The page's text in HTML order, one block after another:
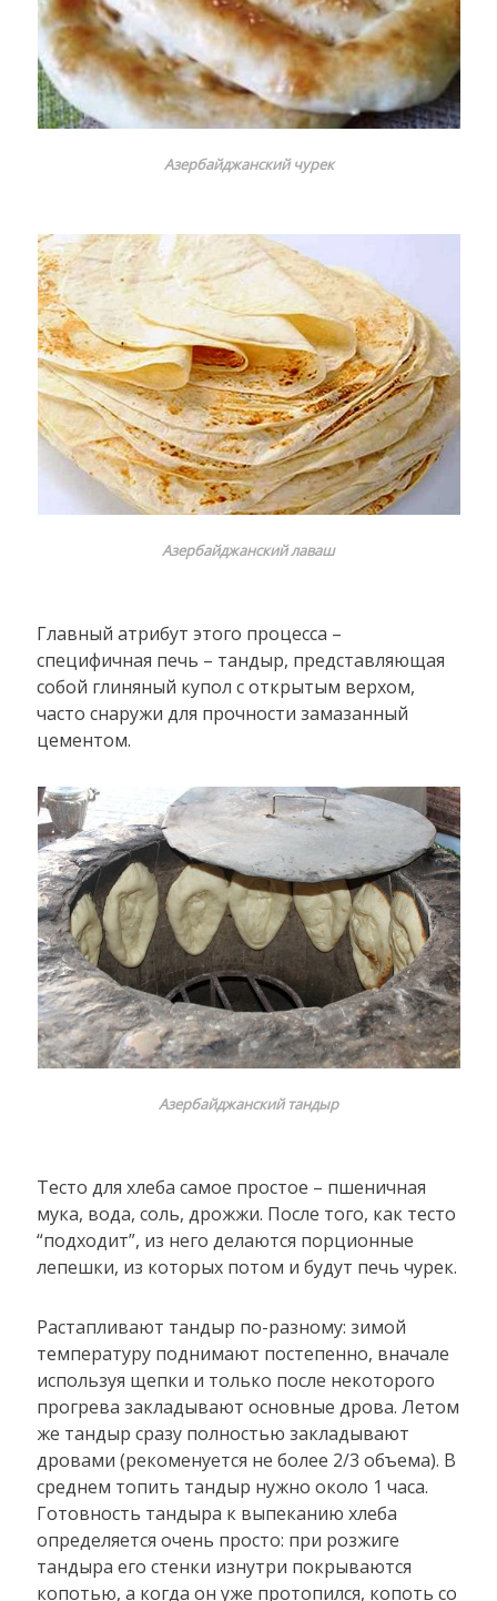
Азербайджанский чурек
Азербайджанский лаваш
Главный атрибут этого процесса –
специфичная печь – тандыр, представляющая
собой глиняный купол с открытым верхом,
часто снаружи для прочности замазанный
цементом.
Азербайджанский тандыр
Тесто для хлеба самое простое – пшеничная
мука, вода, соль, дрожжи. После того, как тесто
“подходит”, из него делаются порционные
лепешки, из которых потом и будут печь чурек.
Растапливают тандыр по-разному: зимой
температуру поднимают постепенно, вначале
используя щепки и только после некоторого
прогрева закладывают основные дрова. Летом
же тандыр сразу полностью закладывают
дровами (рекоменуется не более 2/3 объема). В
среднем топить тандыр нужно около 1 часа.
Готовность тандыра к выпеканию хлеба
определяется очень просто: при розжиге
тандыра его стенки изнутри покрываются
копотью, а когда он уже протопился, копоть со